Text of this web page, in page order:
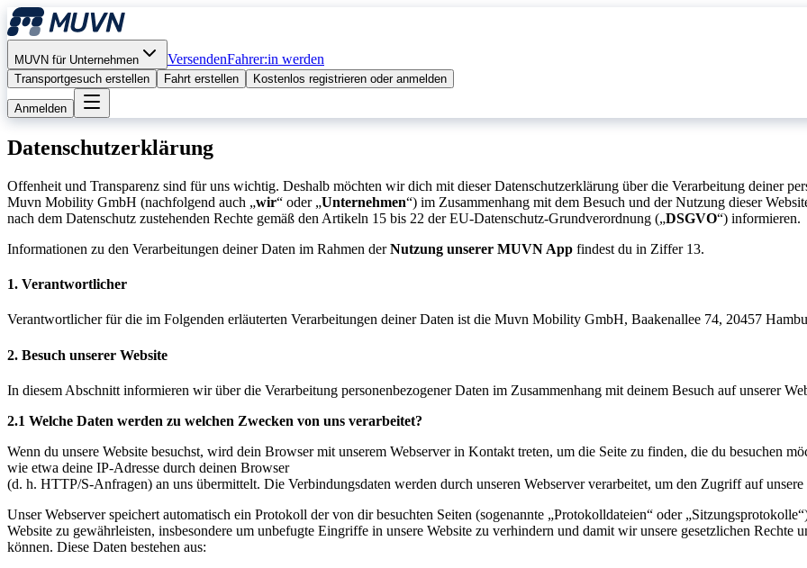
MUVN für Unternehmen VersendenFahrer:in werden
Transportgesuch erstellen Fahrt erstellen Kostenlos registrieren oder anmelden
Anmelden
Datenschutzerklärung
Offenheit und Transparenz sind für uns wichtig. Deshalb möchten wir dich mit dieser Datenschutzerklärung über die Verarbeitung deiner
Muvn Mobility GmbH (nachfolgend auch „wir“ oder „Unternehmen“) im Zusammenhang mit dem Besuch und der Nutzung dieser
nach dem Datenschutz zustehenden Rechte gemäß den Artikeln 15 bis 22 der EU-Datenschutz-Grundverordnung („DSGVO“) informieren.
Informationen zu den Verarbeitungen deiner Daten im Rahmen derNutzung unserer MUVN App findest du in Ziffer 13.
1. Verantwortlicher
Verantwortlicher für die im Folgenden erläuterten Verarbeitungen deiner Daten ist die Muvn Mobility GmbH, Baakenallee 74, 20457
2. Besuch unserer Website
In diesem Abschnitt informieren wir über die Verarbeitung personenbezogener Daten im Zusammenhang mit deinem Besuch auf unserer
2.1 Welche Daten werden zu welchen Zwecken von uns verarbeitet?
Wenn du unsere Website besuchst, wird dein Browser mit unserem Webserver in Kontakt treten, um die Seite zu finden, die du besuchen
wie etwa deine IP-Adresse durch deinen Browser
(d. h. HTTP/S-Anfragen) an uns übermittelt. Die Verbindungsdaten werden durch unseren Webserver verarbeitet, um den Zugriff auf
Unser Webserver speichert automatisch ein Protokoll der von dir besuchten Seiten (sogenannte „Protokolldateien“ oder
Website zu gewährleisten, insbesondere um unbefugte Eingriffe in unsere Website zu verhindern und damit wir unsere gesetzlichen
können. Diese Daten bestehen aus: